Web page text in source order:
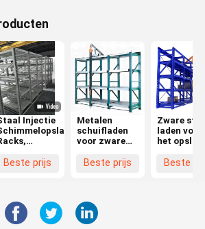
Injectie
2-5 gelaagde
Beste prijs
Metalen
schuifladen
voor zware
Beste prijs
Zware
laden voor
het
Beste